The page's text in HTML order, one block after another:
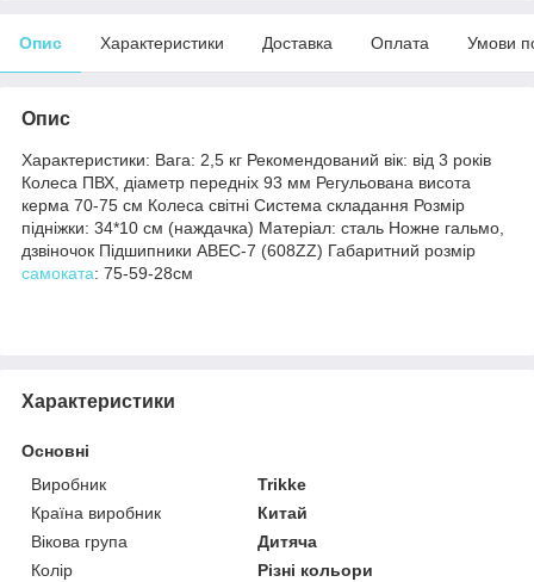
Опис Характеристики Доставка Оплата Умови
Опис
Характеристики: Вага: 2,5 кг Рекомендований вік: від 3 років
Колеса ПВХ, діаметр передніх 93 мм Регульована висота
керма 70-75 см Колеса світні Система складання Розмір
підніжки: 34*10 см (наждачка) Матеріал: сталь Ножне гальмо,
дзвіночок Підшипники ABEC-7 (608ZZ) Габаритний розмір
самоката: 75-59-28см
Характеристики
Основні
Виробник
Trikke
Країна виробник
Китай
Вікова група
Дитяча
Колір
Різні кольори